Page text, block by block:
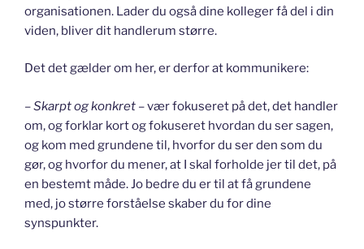
organisationen. Lader du også dine kolleger få del i din
viden, bliver dit handlerum større.
Det det gælder om her, er derfor at kommunikere:
–Skarpt og konkret – vær fokuseret på det, det handler
om, og forklar kort og fokuseret hvordan du ser sagen,
og kom med grundene til, hvorfor du ser den som du
gør, og hvorfor du mener, at I skal forholde jer til det, på
en bestemt måde. Jo bedre du er til at få grundene
med, jo større forståelse skaber du for dine
synspunkter.